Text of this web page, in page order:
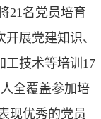
21名党员培育
展党建知识、
工技术等培训17
全覆盖参加培
现优秀的党员